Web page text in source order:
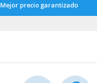
Mejor precio garantizado